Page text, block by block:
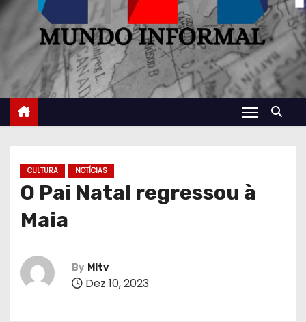
CULTURA NOTÍCIAS
O Pai Natal regressou à
Maia
By MItv
Dez 10, 2023